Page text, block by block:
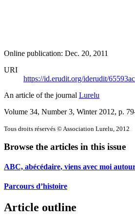
Online publication: Dec. 20, 2011
URI
https://id.erudit.org/iderudit/65593ac
An article of the journal Lurelu
Volume 34, Number 3, Winter 2012, p.
Tous droits réservés © Association Lurelu, 2012
Browse the articles in this issue
ABC, abécédaire, viens avec moi
Parcours d’histoire
Article outline